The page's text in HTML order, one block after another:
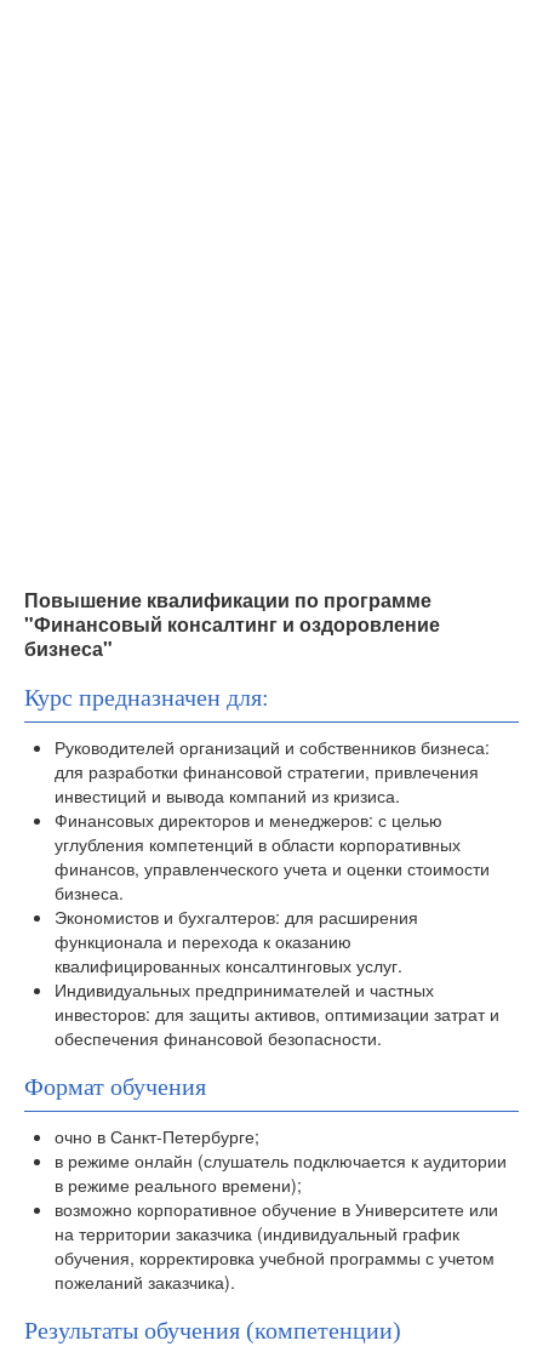
Повышение квалификации по программе
"Финансовый консалтинг и оздоровление
бизнеса"
Курс предназначен для:
Руководителей организаций и собственников бизнеса:
для разработки финансовой стратегии, привлечения
инвестиций и вывода компаний из кризиса.
Финансовых директоров и менеджеров: с целью
углубления компетенций в области корпоративных
финансов, управленческого учета и оценки стоимости
бизнеса.
Экономистов и бухгалтеров: для расширения
функционала и перехода к оказанию
квалифицированных консалтинговых услуг.
Индивидуальных предпринимателей и частных
инвесторов: для защиты активов, оптимизации затрат и
обеспечения финансовой безопасности.
Формат обучения
очно в Санкт-Петербурге;
в режиме онлайн (слушатель подключается к аудитории
в режиме реального времени);
возможно корпоративное обучение в Университете или
на территории заказчика (индивидуальный график
обучения, корректировка учебной программы с учетом
пожеланий заказчика).
Результаты обучения (компетенции)